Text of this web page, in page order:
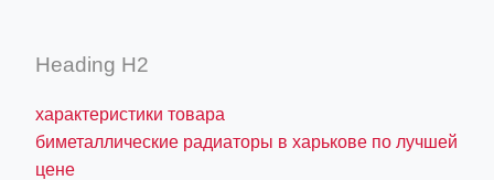
Heading H2
характеристики товара
биметаллические радиаторы в харькове по лучшей
цене